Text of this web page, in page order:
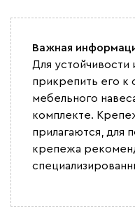
Важная
Для устойчивости
прикрепить его
мебельного
комплекте.
прилагаются, для
крепежа